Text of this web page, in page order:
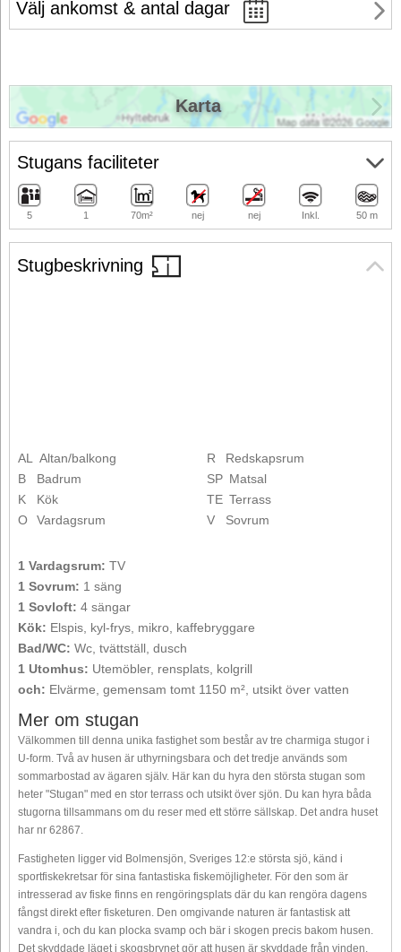
Välj ankomst & antal dagar
Stugbeskrivning
AL Altan/balkong
B
Badrum
K
Kök
O
Vardagsrum
R
Redskapsrum
SP Matsal
TE Terrass
V
Sovrum
1 Vardagsrum: TV
1 Sovrum: 1 säng
1 Sovloft: 4 sängar
Kök: Elspis, kyl-frys, mikro, kaffebryggare
Bad/WC: Wc, tvättställ, dusch
1 Utomhus: Utemöbler, rensplats, kolgrill
och: Elvärme, gemensam tomt 1150 m², utsikt över vatten
Mer om stugan
Välkommen till denna unika fastighet som består av tre charmiga stugor i
U-form. Två av husen är uthyrningsbara och det tredje används som
sommarbostad av ägaren själv. Här kan du hyra den största stugan som
heter "Stugan" med en stor terrass och utsikt över sjön. Du kan hyra båda
stugorna tillsammans om du reser med ett större sällskap. Det andra huset
har nr 62867.
Fastigheten ligger vid Bolmensjön, Sveriges 12:e största sjö, känd i
sportfiskekretsar för sina fantastiska fiskemöjligheter. För den som är
intresserad av fiske finns en rengöringsplats där du kan rengöra dagens
fångst direkt efter fisketuren. Den omgivande naturen är fantastisk att
vandra i, och du kan plocka svamp och bär i skogen precis bakom husen.
Det skyddade läget i skogsbrynet gör att husen är skyddade från vinden.
Stugans faciliteter
5 1 70m² nej nej Inkl. 50 m
Karta